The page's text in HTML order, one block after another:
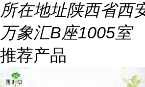
所在地址陕西省西
万象汇B座1005室
推荐产品